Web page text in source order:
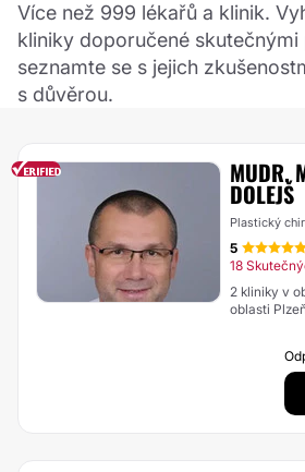
Více než 999 lékařů a klinik.
kliniky doporučené skutečnými
seznamte se s jejich
s důvěrou.
MUDR.
DOLEJŠ
Plastický
5
18
2 kliniky v
oblasti